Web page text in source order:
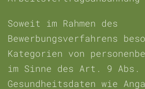
Soweit im Rahmen des
Bewerbungsverfahrens
Kategorien von
im Sinne des Art. 9 Abs.
Gesundheitsdaten wie